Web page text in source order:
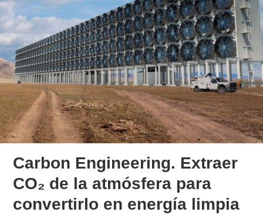
Carbon Engineering. Extraer
CO₂ de la atmósfera para
convertirlo en energía limpia